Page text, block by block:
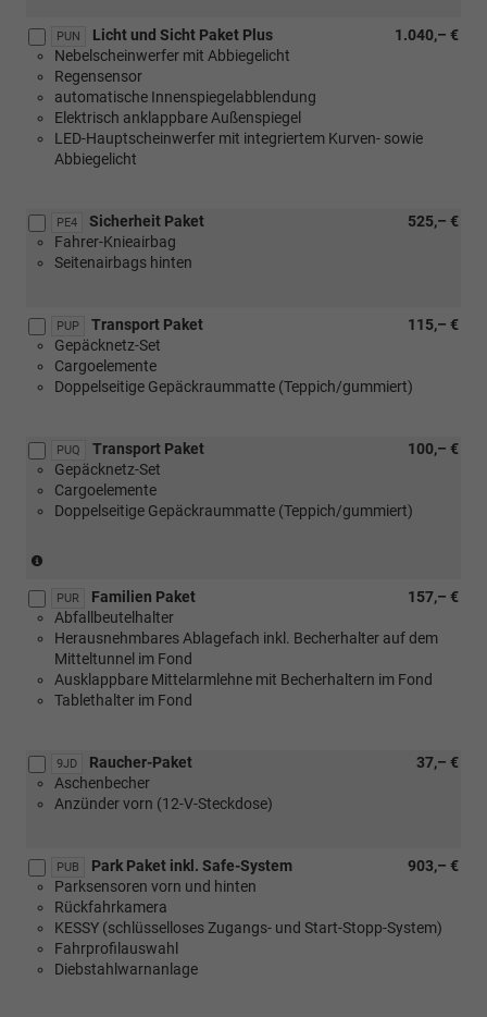
PUN 1.040,– €
Licht und Sicht Paket Plus
Nebelscheinwerfer mit Abbiegelicht
Regensensor
automatische Innenspiegelabblendung
Elektrisch anklappbare Außenspiegel
LED-Hauptscheinwerfer mit integriertem Kurven- sowie
Abbiegelicht
PE4 525,– €
Sicherheit Paket
Fahrer-Knieairbag
Seitenairbags hinten
PUP 115,– €
Transport Paket
Gepäcknetz-Set
Cargoelemente
Doppelseitige Gepäckraummatte (Teppich/gummiert)
PUQ 100,– €
Transport Paket
Gepäcknetz-Set
Cargoelemente
Doppelseitige Gepäckraummatte (Teppich/gummiert)
Verbindung
mit
[3GD]
Variabler
Ladeboden
im
PUR 157,– €
Familien Paket
Abfallbeutelhalter
Herausnehmbares Ablagefach inkl. Becherhalter auf dem
Mitteltunnel im Fond
Ausklappbare Mittelarmlehne mit Becherhaltern im Fond
Tablethalter im Fond
9JD 37,– €
Raucher-Paket
Aschenbecher
Anzünder vorn (12-V-Steckdose)
PUB 903,– €
Park Paket inkl. Safe-System
Parksensoren vorn und hinten
Rückfahrkamera
KESSY (schlüsselloses Zugangs- und Start-Stopp-System)
Fahrprofilauswahl
Diebstahlwarnanlage